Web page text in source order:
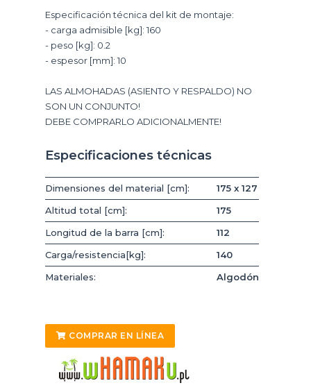
Especificación técnica del kit de montaje:
- carga admisible [kg]: 160
- peso [kg]: 0.2
- espesor [mm]: 10
LAS ALMOHADAS (ASIENTO Y RESPALDO) NO
SON UN CONJUNTO!
DEBE COMPRARLO ADICIONALMENTE!
Especificaciones técnicas
Dimensiones del material [cm]:
175 x 127
Altitud total [cm]:
175
Longitud de la barra [cm]:
112
Carga/resistencia[kg]:
140
Materiales:
Algodón
COMPRAR EN LÍNEA